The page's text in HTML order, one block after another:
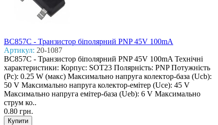
BC857C - Транзистор біполярний PNP 45V 100mA
Артикул: 20-1087
BC857C - Транзистор біполярний PNP 45V 100mA Технічні
характеристики: Корпус: SOT23 Полярність: PNP Потужність
(Pc): 0.25 W (макс) Макcимально напруга колектор-база (Ucb):
50 V Макcимально напруга колектор-емітер (Uce): 45 V
Макcимально напруга емітер-база (Ueb): 6 V Макcимально
струм ко..
0.80 грн.